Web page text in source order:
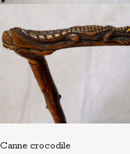
Canne crocodile